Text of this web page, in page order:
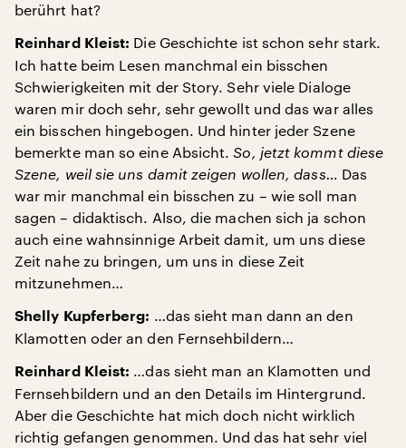
berührt hat?
Reinhard Kleist: Die Geschichte ist schon sehr stark.
Ich hatte beim Lesen manchmal ein bisschen
Schwierigkeiten mit der Story. Sehr viele Dialoge
waren mir doch sehr, sehr gewollt und das war alles
ein bisschen hingebogen. Und hinter jeder Szene
bemerkte man so eine Absicht.So, jetzt kommt diese
Szene, weil sie uns damit zeigen wollen, dass… Das
war mir manchmal ein bisschen zu – wie soll man
sagen – didaktisch. Also, die machen sich ja schon
auch eine wahnsinnige Arbeit damit, um uns diese
Zeit nahe zu bringen, um uns in diese Zeit
mitzunehmen…
Shelly Kupferberg: …das sieht man dann an den
Klamotten oder an den Fernsehbildern…
Reinhard Kleist: …das sieht man an Klamotten und
Fernsehbildern und an den Details im Hintergrund.
Aber die Geschichte hat mich doch nicht wirklich
richtig gefangen genommen. Und das hat sehr viel